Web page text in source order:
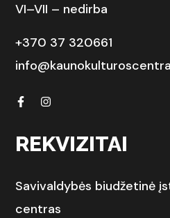
VI–VII – nedirba
+370 37 320661
REKVIZITAI
Savivaldybės biudžetinė
centras